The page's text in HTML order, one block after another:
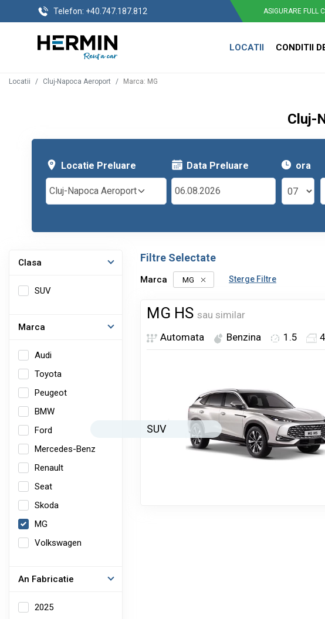
Telefon: +40.747.187.812 ASIGURARE FULL
LOCATII CONDITII
Locatii Cluj-Napoca Aeroport Marca: MG
Cluj-
Locatie Preluare
Cluj-Napoca Aeroport
Data Preluare ora
Clasa
SUV
Marca
Audi
Toyota
Peugeot
BMW
Ford
Mercedes-Benz
Renault
Seat
Skoda
MG
Volkswagen
An Fabricatie
2025
Filtre Selectate
Marca MG Sterge Filtre
MG HS sau similar
Automata
Benzina 1.5 4
SUV